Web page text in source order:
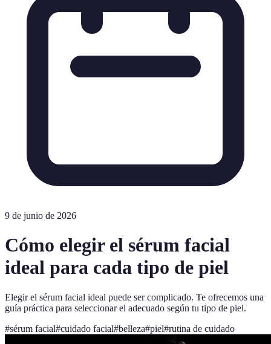
9 de junio de 2026
Cómo elegir el sérum facial
ideal para cada tipo de piel
Elegir el sérum facial ideal puede ser complicado. Te ofrecemos una
guía práctica para seleccionar el adecuado según tu tipo de piel.
#sérum facial#cuidado facial#belleza#piel#rutina de cuidado